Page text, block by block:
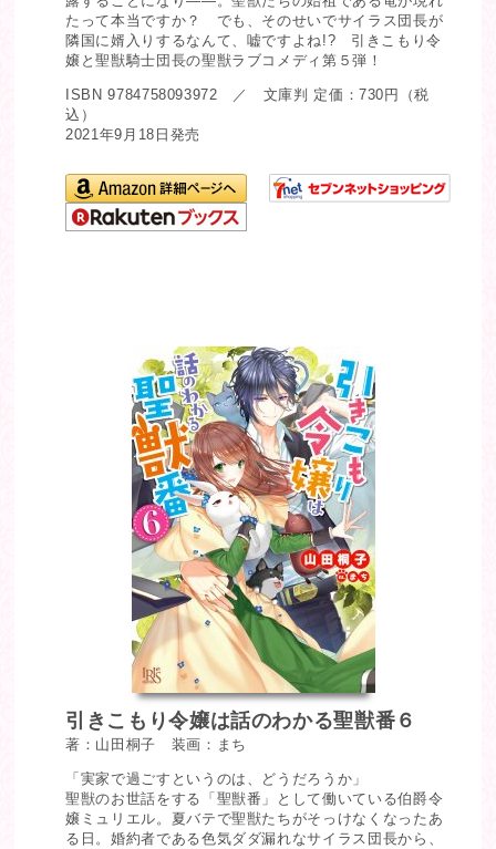
たって本当ですか？ でも、そのせいでサイラス団長が
隣国に婿入りするなんて、嘘ですよね!? 引きこもり令
嬢と聖獣騎士団長の聖獣ラブコメディ第５弾！
ISBN 9784758093972 ／ 文庫判 定価：730円（税
込）
2021年9月18日発売
引きこもり令嬢は話のわかる聖獣番６
著：山田桐子 装画：まち
「実家で過ごすというのは、どうだろうか」
聖獣のお世話をする「聖獣番」として働いている伯爵令
嬢ミュリエル。夏バテで聖獣たちがそっけなくなったあ
る日。婚約者である色気ダダ漏れなサイラス団長から、